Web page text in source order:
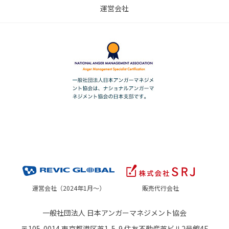
運営会社
運営会社（2024年1月～） 販売代行会社
一般社団法人 日本アンガーマネジメント協会